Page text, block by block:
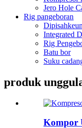
Jero Hole
Rig pangeboran
Integrated
Rig
Batu bor
Suku
produk
Kompor